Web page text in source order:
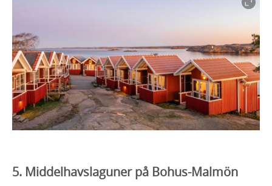
5. Middelhavslaguner på Bohus-Malmön